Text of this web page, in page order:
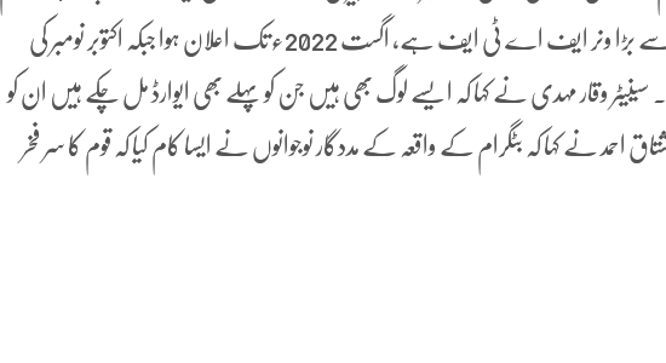
ایوارڈ دے رہی ہے، اس میں سب سے بڑا ونر ایف اے ٹی ایف ہے، اگست 2022ء تک اعلان ہوا جبکہ اکتوبر نومبر کی
وقار مہدی نے کہا کہ ایسے لوگ بھی ہیں جن کو پہلے بھی ایوارڈ مل چکے ہیں ان کو
احمد نے کہا کہ بٹگرام کے واقعہ کے مددگار نوجوانوں نے ایسا کام کیا کہ قوم کا سر فخر